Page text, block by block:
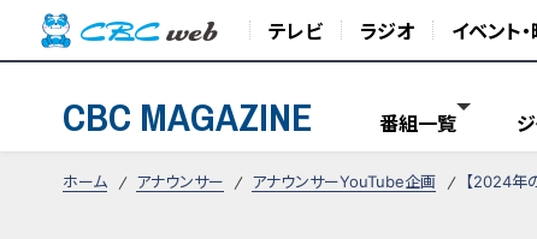
テレビ ラジオ イベント
CBC MAGAZINE 番組一覧
ホーム アナウンサー アナウンサーYouTube企画 【2024年